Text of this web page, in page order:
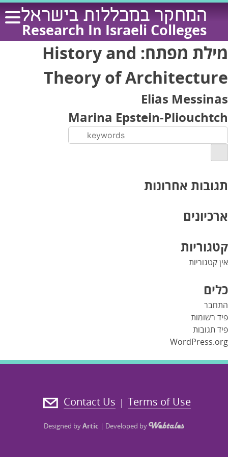
Skip
content
המחקר במכללות בישראל
Research In Israeli Colleges
מילת מפתח: History and
Theory of Architecture
Elias Messinas
Marina Epstein-Pliouchtch
תגובות אחרונות
ארכיונים
קטגוריות
אין קטגוריות
כלים
התחבר
פיד רשומות
פיד תגובות
WordPress.org
Terms of Use
|
Contact Us
Designed byArtic | Developed by